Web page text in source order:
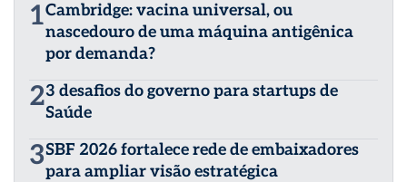
1Cambridge: vacina universal, ou
nascedouro de uma máquina antigênica
por demanda?
23 desafios do governo para startups de
Saúde
3SBF 2026 fortalece rede de embaixadores
para ampliar visão estratégica